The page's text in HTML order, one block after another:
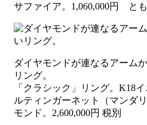
サファイア。1,060,000円 と
ダイヤモンドが連なるアーム
リング。
「クラシック」リング。K18
ルティンガーネット（マンダ
モンド。2,600,000円 税別